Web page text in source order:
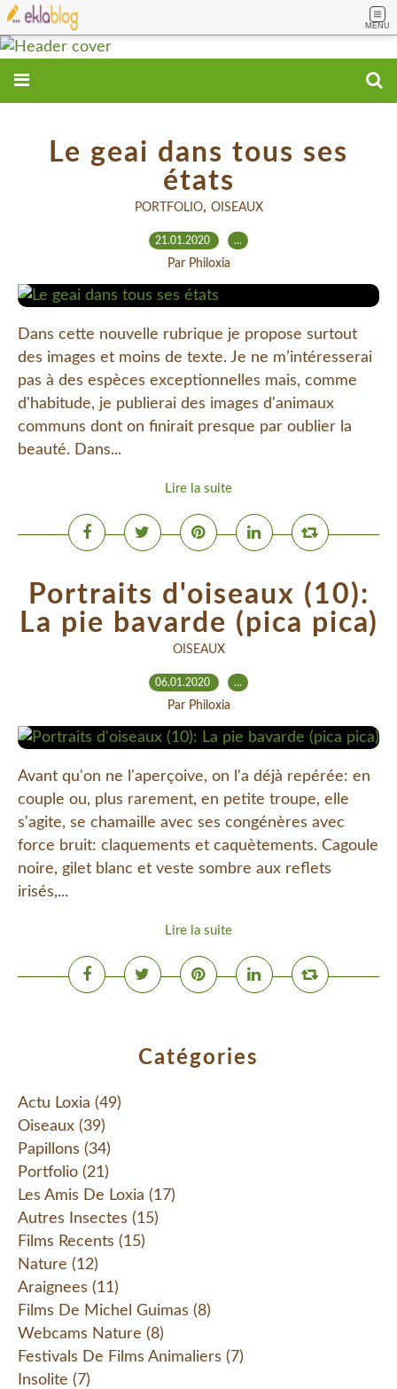
MENU
Le geai dans tous ses
états
PORTFOLIO, OISEAUX
21.01.2020 …
Par Philoxia
Dans cette nouvelle rubrique je propose surtout
des images et moins de texte. Je ne m’intéresserai
pas à des espèces exceptionnelles mais, comme
d'habitude, je publierai des images d'animaux
communs dont on finirait presque par oublier la
beauté. Dans...
Lire la suite
Portraits d'oiseaux (10):
La pie bavarde (pica pica)
OISEAUX
06.01.2020 …
Par Philoxia
Avant qu'on ne l'aperçoive, on l'a déjà repérée: en
couple ou, plus rarement, en petite troupe, elle
s'agite, se chamaille avec ses congénères avec
force bruit: claquements et caquètements. Cagoule
noire, gilet blanc et veste sombre aux reflets
irisés,...
Lire la suite
Catégories
Actu Loxia (49)
Oiseaux (39)
Papillons (34)
Portfolio (21)
Les Amis De Loxia (17)
Autres Insectes (15)
Films Recents (15)
Nature (12)
Araignees (11)
Films De Michel Guimas (8)
Webcams Nature (8)
Festivals De Films Animaliers (7)
Insolite (7)